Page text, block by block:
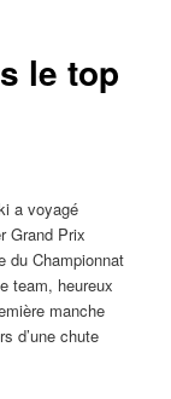
le top
a voyagé
Grand Prix
du Championnat
team, heureux
manche
d’une chute